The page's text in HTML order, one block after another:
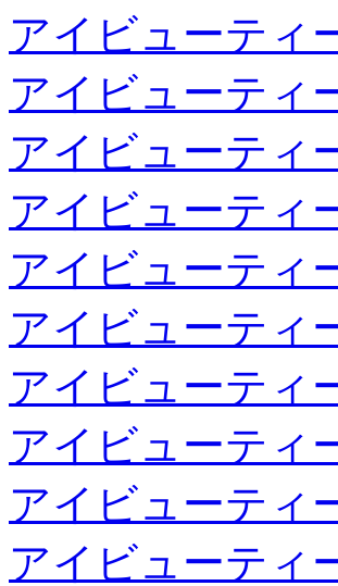
アイビューティ
アイビューティ
アイビューティ
アイビューティ
アイビューティ
アイビューティ
アイビューティ
アイビューティ
アイビューティ
アイビューティ